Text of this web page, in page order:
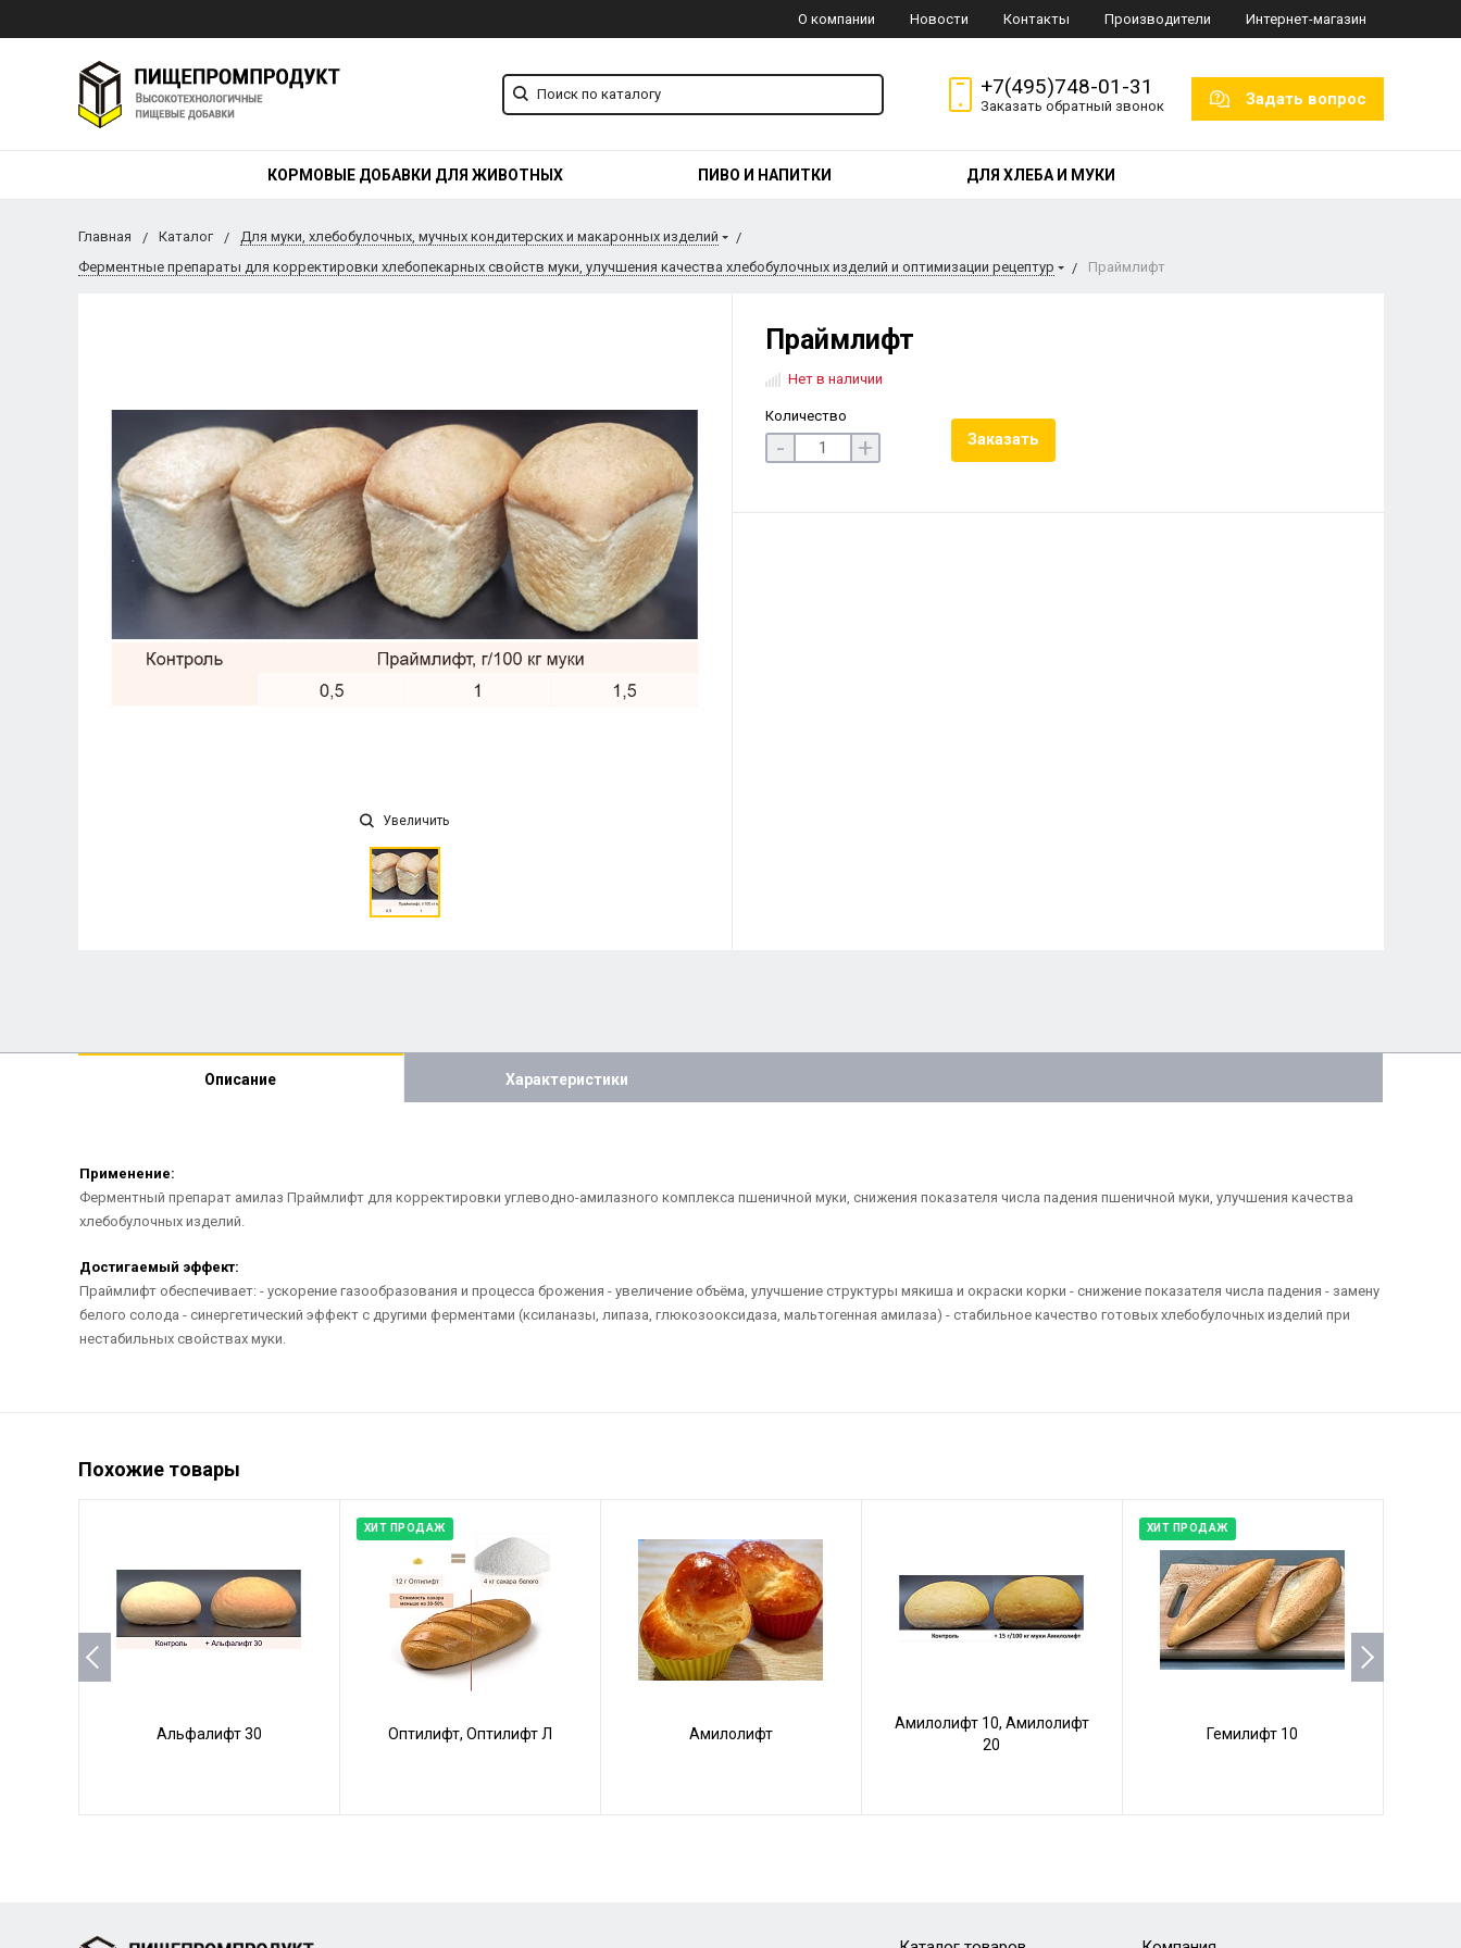
О компании Новости Контакты Производители Интернет-магазин
+7(495)748-01-31
Заказать обратный звонок Задать вопрос
КОРМОВЫЕ ДОБАВКИ ДЛЯ ЖИВОТНЫХ ПИВО И НАПИТКИ ДЛЯ ХЛЕБА И МУКИ
Главная Каталог
Для муки, хлебобулочных, мучных кондитерских и макаронных изделий
Ферментные препараты для корректировки хлебопекарных свойств муки, улучшения качества хлебобулочных изделий и оптимизации рецептур
Праймлифт
Увеличить
Праймлифт
Нет в наличии
Количество
- + Заказать
Описание Характеристики
Применение:
Ферментный препарат амилаз Праймлифт для корректировки углеводно-амилазного комплекса пшеничной муки, снижения показателя числа падения пшеничной муки, улучшения качества
хлебобулочных изделий.
Достигаемый эффект:
Праймлифт обеспечивает: - ускорение газообразования и процесса брожения - увеличение объёма, улучшение структуры мякиша и окраски корки - снижение показателя числа падения - замену
белого солода - синергетический эффект с другими ферментами (ксиланазы, липаза, глюкозооксидаза, мальтогенная амилаза) - стабильное качество готовых хлебобулочных изделий при
нестабильных свойствах муки.
Похожие товары
Альфалифт 30
ХИТ ПРОДАЖ
Оптилифт, Оптилифт Л Амилолифт
Амилолифт 10, Амилолифт
20
ХИТ ПРОДАЖ
Гемилифт 10